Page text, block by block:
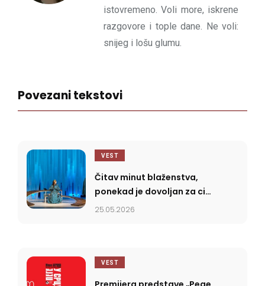
istovremeno. Voli more, iskrene
razgovore i tople dane. Ne voli:
snijeg i lošu glumu.
Povezani tekstovi
VEST
Čitav minut blaženstva,
ponekad je dovoljan za cio
život čovječji
25.05.2026
VEST